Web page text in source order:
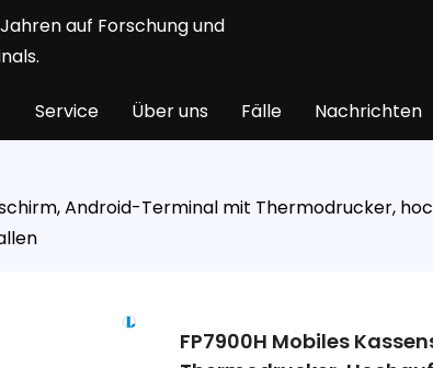
auf Forschung und
Service Über uns Fälle Nachrichten
Android-Terminal mit Thermodrucker,
FP7900H Mobiles